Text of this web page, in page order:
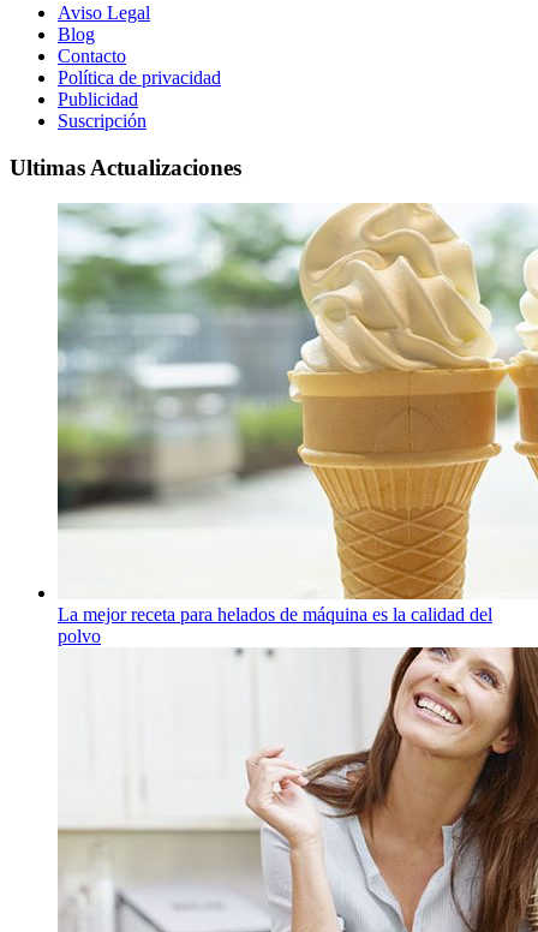
Aviso Legal
Blog
Contacto
Política de privacidad
Publicidad
Suscripción
Ultimas Actualizaciones
La mejor receta para helados de máquina es la calidad del
polvo